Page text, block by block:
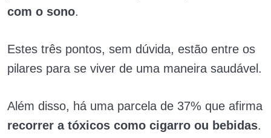
com o sono.
Estes três pontos, sem dúvida, estão entre os
pilares para se viver de uma maneira saudável.
Além disso, há uma parcela de 37% que afirma
recorrer a tóxicos como cigarro ou bebidas.